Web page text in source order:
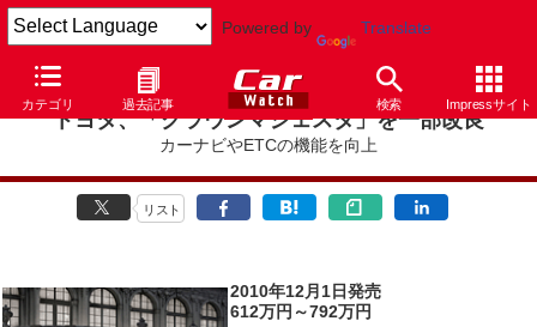
Powered by Translate
カテゴリ 過去記事 検索 Impressサイト
トヨタ、「クラウンマジェスタ」を一部改良
カーナビやETCの機能を向上
リスト
2010年12月1日発売
612万円～792万円